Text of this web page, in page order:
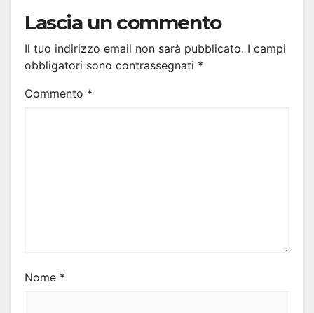
Lascia un commento
Il tuo indirizzo email non sarà pubblicato. I campi
obbligatori sono contrassegnati *
Commento *
Nome *